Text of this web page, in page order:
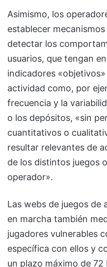
Asimismo, los
establecer
detectar los
usuarios, que tengan
indicadores
actividad como, por
frecuencia y la
o los depósitos, «sin
cuantitativos o
resultar relevantes de
de los distintos juegos
operador».
Las webs de juegos de
en marcha también
jugadores vulnerables
específica con ellos y
un plazo máximo de